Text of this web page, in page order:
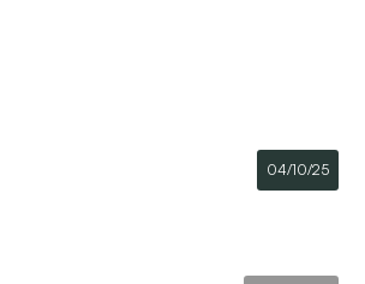
04/10/25